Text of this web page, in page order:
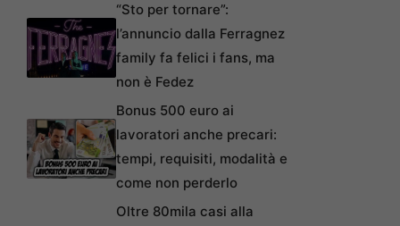
“Sto per tornare”:
l’annuncio dalla Ferragnez
family fa felici i fans, ma
non è Fedez
Bonus 500 euro ai
lavoratori anche precari:
tempi, requisiti, modalità e
come non perderlo
Oltre 80mila casi alla